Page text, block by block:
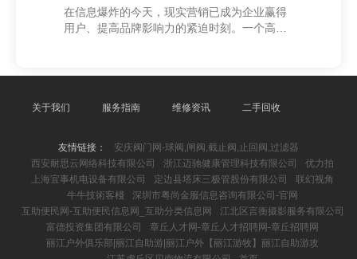
在信息爆炸的今天，现实营销已成为企业赢得
用户、提高品牌影响力的紧迫时刻。一个高效
众是现实营销的基础。通过数据分析和用户画
与需求。其次，制定千般化的现实姿色，如图
的传播秉性，提高用户参与度。 现实的质料是
关节。优质现实应具备价值性、原创性和可共
享性，省略引发用户共识，引发转发与计较。
同期，聚拢热门事件或节日节点，提高现实的
时效性和诱导力
关于我们 服务指南 维修资讯 二手回收
友情链接：
安庆阀门网-球阀,闸阀,截止阀,止回阀,过滤器
西安耐思云网络科技有限公司
浙江迈驰健康管理科技有限公司
优力拍
上海宜事机电设备有限公司
定边县塔床三极管股份有限公司
联幻视角
牛牛技術客棧
深圳市粤尚金服信息咨询有限公司-官网
互助便民网-互助便民信息网_互助分类信息网
江北区言衡摄影服务有限公司
富德投资集团有限公司
章丘人才网-章丘人才招聘网-章丘招聘网
丽江户外俱乐部|丽江自助游|丽江户外【丽江游牧】丽江自助游攻